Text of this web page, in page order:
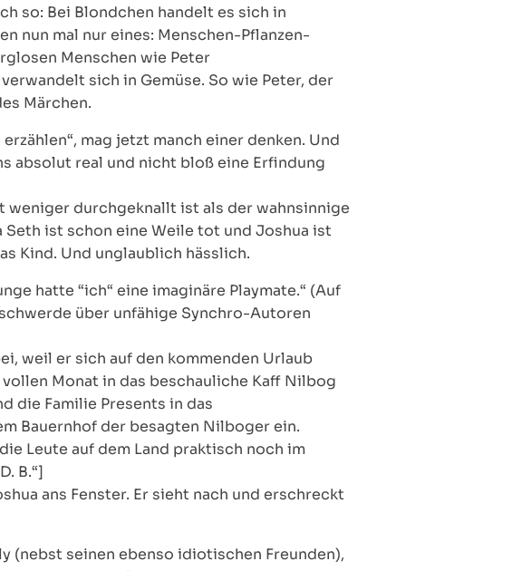
so: Bei Blondchen handelt es sich in
nun mal nur eines: Menschen-Pflanzen-
Menschen wie Peter
sich in Gemüse. So wie Peter, der
Märchen.
mag jetzt manch einer denken. Und
absolut real und nicht bloß eine Erfindung
weniger durchgeknallt ist als der wahnsinnige
ist schon eine Weile tot und Joshua ist
Kind. Und unglaublich hässlich.
hatte “ich“ eine imaginäre Playmate.“ (Auf
über unfähige Synchro-Autoren
weil er sich auf den kommenden Urlaub
Monat in das beschauliche Kaff Nilbog
die Familie Presents in das
Bauernhof der besagten Nilboger ein.
Leute auf dem Land praktisch noch im
B.“]
ans Fenster. Er sieht nach und erschreckt
(nebst seinen ebenso idiotischen Freunden),